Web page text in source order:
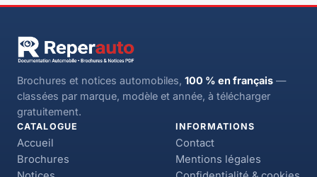
Brochures et notices automobiles, 100 % en français —
classées par marque, modèle et année, à télécharger
gratuitement.
CATALOGUE
Accueil
Brochures
INFORMATIONS
Contact
Mentions légales